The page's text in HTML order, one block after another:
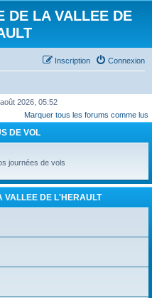
DE LA VALLEE DE
Connexion
Inscription
2026, 05:52
Marquer tous les forums comme lus
DE VOL
journées de vols
VALLEE DE L'HERAULT